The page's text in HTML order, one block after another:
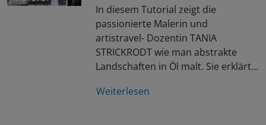
In diesem Tutorial zeigt die
passionierte Malerin und
artistravel- Dozentin TANIA
STRICKRODT wie man abstrakte
Landschaften in Öl malt. Sie erklärt…
Weiterlesen